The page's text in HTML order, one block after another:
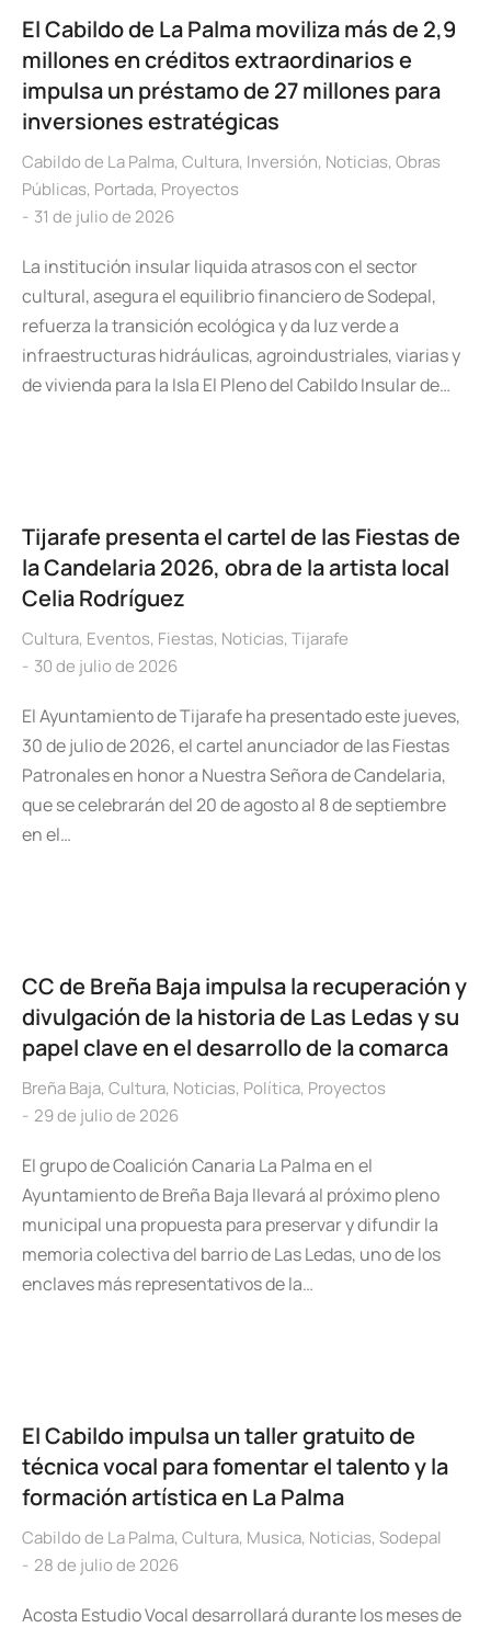
El Cabildo de La Palma moviliza más de 2,9
millones en créditos extraordinarios e
impulsa un préstamo de 27 millones para
inversiones estratégicas
Cabildo de La Palma, Cultura, Inversión, Noticias, Obras
Públicas, Portada, Proyectos
31 de julio de 2026
La institución insular liquida atrasos con el sector
cultural, asegura el equilibrio financiero de Sodepal,
refuerza la transición ecológica y da luz verde a
infraestructuras hidráulicas, agroindustriales, viarias y
de vivienda para la Isla El Pleno del Cabildo Insular de…
Tijarafe presenta el cartel de las Fiestas de
la Candelaria 2026, obra de la artista local
Celia Rodríguez
Cultura, Eventos, Fiestas, Noticias, Tijarafe
30 de julio de 2026
El Ayuntamiento de Tijarafe ha presentado este jueves,
30 de julio de 2026, el cartel anunciador de las Fiestas
Patronales en honor a Nuestra Señora de Candelaria,
que se celebrarán del 20 de agosto al 8 de septiembre
en el…
CC de Breña Baja impulsa la recuperación y
divulgación de la historia de Las Ledas y su
papel clave en el desarrollo de la comarca
Breña Baja, Cultura, Noticias, Política, Proyectos
29 de julio de 2026
El grupo de Coalición Canaria La Palma en el
Ayuntamiento de Breña Baja llevará al próximo pleno
municipal una propuesta para preservar y difundir la
memoria colectiva del barrio de Las Ledas, uno de los
enclaves más representativos de la…
El Cabildo impulsa un taller gratuito de
técnica vocal para fomentar el talento y la
formación artística en La Palma
Cabildo de La Palma, Cultura, Musica, Noticias, Sodepal
28 de julio de 2026
Acosta Estudio Vocal desarrollará durante los meses de